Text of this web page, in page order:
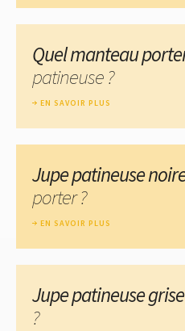
Quel manteau
patineuse ?
EN SAVOIR PLUS
Jupe patineuse
porter ?
EN SAVOIR PLUS
Jupe patineuse grise
?